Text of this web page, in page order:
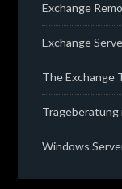
Exchange
Exchange
The Exchange
Trageberatung
Windows